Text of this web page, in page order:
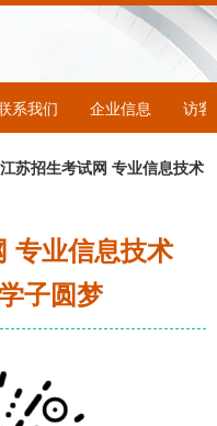
系我们 企业信息 访客
苏招生考试网 专业信息技术
专业信息技术
子圆梦